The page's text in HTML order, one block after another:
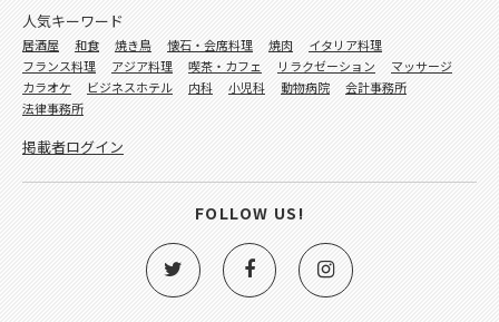
人気キーワード
居酒屋 和食 焼き鳥 懐石・会席料理 焼肉
イタリア料理
フランス料理
アジア料理 喫茶・カフェ リラクゼーション
マッサージ
カラオケ
ビジネスホテル 内科 小児科 動物病院
会計事務所
法律事務所
掲載者ログイン
FOLLOW US!